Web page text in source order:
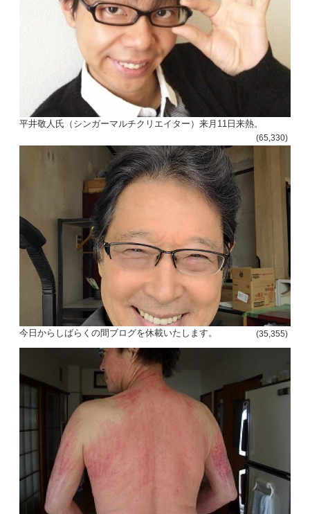
平井敬人氏（シンガーマルチクリエイター）来月11日来熱。
(65,330)
今日からしばらくの間ブログを休載いたします。 (35,355)